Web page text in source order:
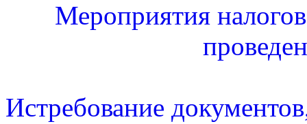
Мероприятия
Истребование